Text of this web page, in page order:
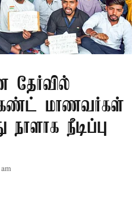
தேர்வில்
மாணவர்கள்
நீடிப்பு